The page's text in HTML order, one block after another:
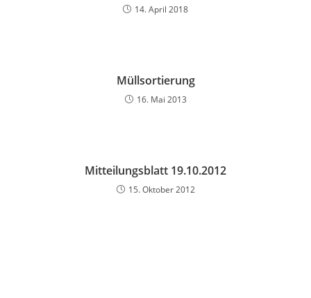
14. April 2018
Müllsortierung
16. Mai 2013
Mitteilungsblatt 19.10.2012
15. Oktober 2012